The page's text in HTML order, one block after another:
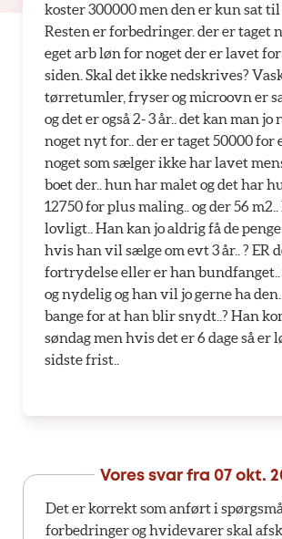
koster 300000 men den er kun sat til
Resten er forbedringer. der er taget
eget arb løn for noget der er lavet
siden. Skal det ikke nedskrives?
tørretumler, fryser og microovn er
og det er også 2- 3 år.. det kan man jo
noget nyt for.. der er taget 50000 for
noget som sælger ikke har lavet
boet der.. hun har malet og det har
12750 for plus maling.. og der 56 m2..
lovligt.. Han kan jo aldrig få de penge
hvis han vil sælge om evt 3 år.. ? ER
fortrydelse eller er han
og nydelig og han vil jo gerne ha
bange for at han blir snydt..? Han
søndag men hvis det er 6 dage så er
sidste frist..
Vores svar fra 07 okt.
Det er korrekt som anført i
forbedringer og hvidevarer skal